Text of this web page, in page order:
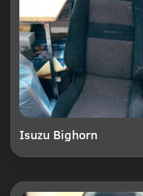
Isuzu Bighorn